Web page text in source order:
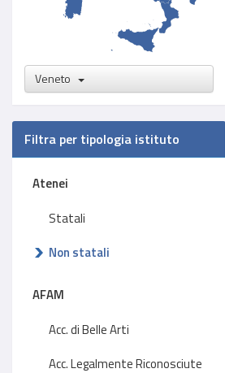
Veneto
Filtra per tipologia istituto
Atenei
Statali
Non statali
AFAM
Acc. di Belle Arti
Acc. Legalmente Riconosciute